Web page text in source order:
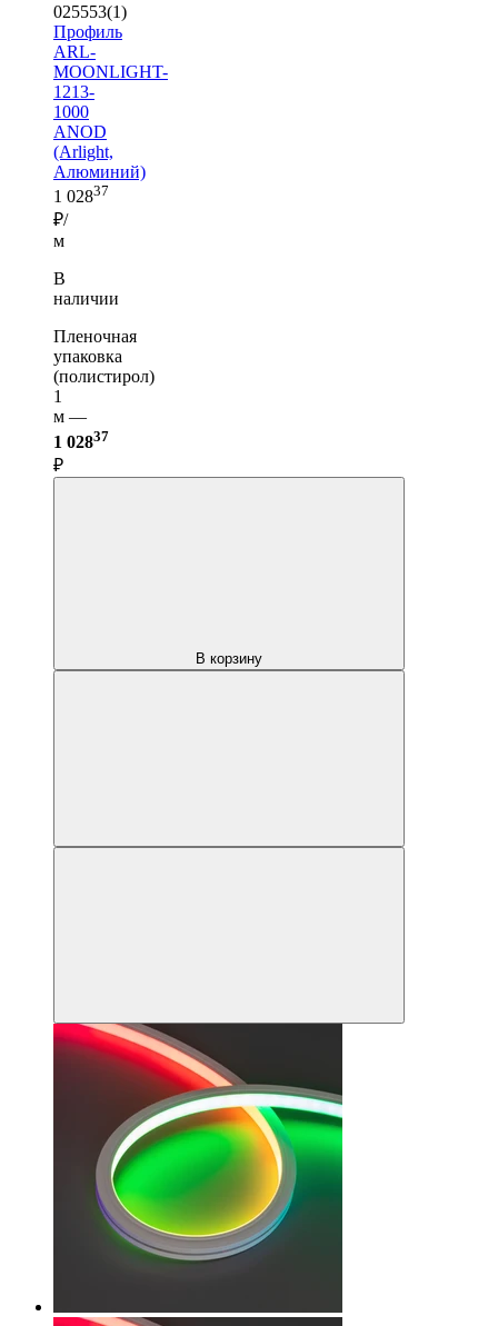
025553(1)
Профиль
ARL-
MOONLIGHT-
1213-
1000
ANOD
(Arlight,
Алюминий)
1 02837
₽/
м
В
наличии
Пленочная
упаковка
(полистирол)
1
м —
1 02837
₽
В корзину